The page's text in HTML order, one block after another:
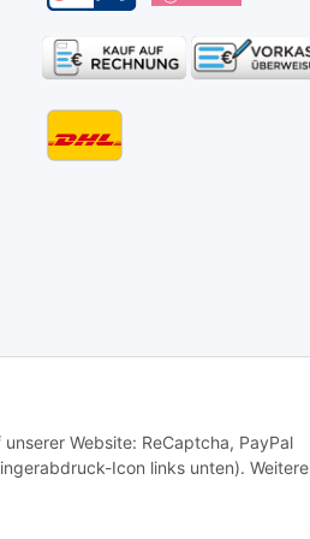
Website: ReCaptcha, PayPal
Icon links unten). Weitere